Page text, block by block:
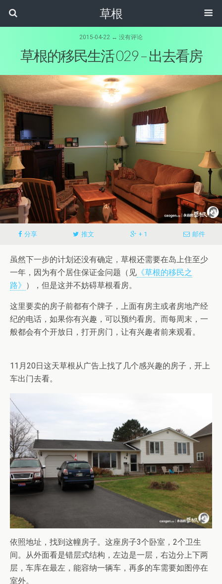
草根
2015-04-22 ↔ 没有评论
草根的移民生活 029 – 出去看房
分享 推文 + 1 邮件
虽然下一步的计划还没有确定，草根还需要在岛上住至少
一年，因为有个居住保证金问题（见 《草根的移民之
路》 ），但是这并不妨碍草根看房。
这里要卖的房子前都有个牌子，上面有房主或者房地产经
纪的电话，如果你有兴趣，可以预约看房。而每周末，一
般都会有个开放日，打开房门，让有兴趣者前来观看。
11月20日这天草根从广告上找了几个感兴趣的房子，开上
车出门去看。
依照地址，找到这幢房子。这座房子3个卧室，2个卫生
间。从外面看是错层式结构，左边是一层，右边分上下两
层，车库在最左，能容纳一辆车，再多的车需要如图停在
室外。